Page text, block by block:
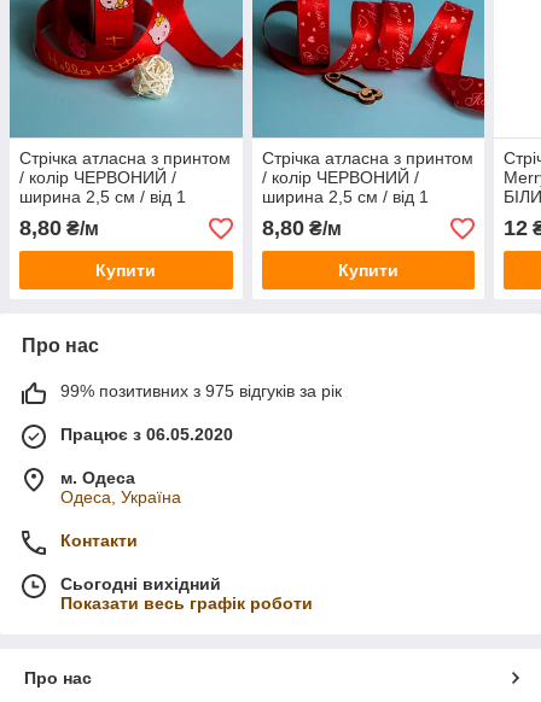
Стрічка атласна з принтом
/ колір ЧЕРВОНИЙ /
ширина 2,5 см / від 1
метра
8,80 ₴/м
Купити
Стрічка атласна з принтом
/ колір ЧЕРВОНИЙ /
ширина 2,5 см / від 1
метра
8,80₴/м
Купити
12
Про нас
99% позитивних з 975 відгуків за рік
Працює з 06.05.2020
м. Одеса
Одеса, Україна
Контакти
Сьогодні вихідний
Показати весь графік роботи
Про нас